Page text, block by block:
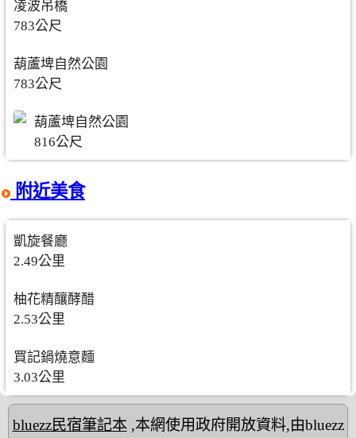
凌波吊橋
783公尺
葫蘆埤自然公園
783公尺
葫蘆埤自然公園
816公尺
附近美食
凱旋餐廳
2.49公里
柚花精釀酵醋
2.53公里
買記鍋燒意麵
3.03公里
bluezz民宿筆記本,本網使用政府開放資料,由bluezz